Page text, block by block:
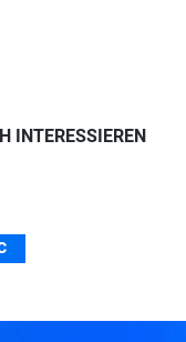
INTERESSIEREN